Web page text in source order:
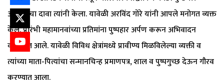
असल्याचा दावा त्यांनी केला. यावेळी अरविंद गोरे यांनी आपले मनोगत व्यक्त
केले. प्रारंभी महामानवांच्या प्रतिमांना पुष्पहार अर्पण करून अभिवादन
करण्यात आले. यावेळी विविध क्षेत्रांमध्ये प्रावीण्य मिळविलेल्या व्यक्ती व
त्यांच्या माता-पित्यांचा सन्मानचिन्ह प्रमाणपत्र, शाल व पुष्पगुच्छ देऊन गौरव